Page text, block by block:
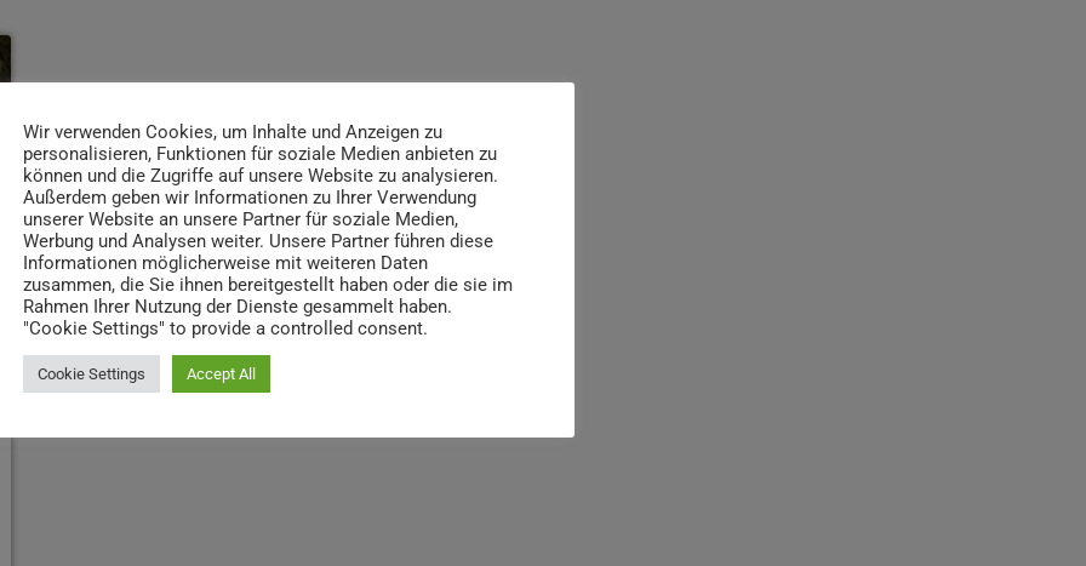
Wir verwenden Cookies, um Inhalte und Anzeigen zu
personalisieren, Funktionen für soziale Medien anbieten zu
können und die Zugriffe auf unsere Website zu analysieren.
Außerdem geben wir Informationen zu Ihrer Verwendung
unserer Website an unsere Partner für soziale Medien,
Werbung und Analysen weiter. Unsere Partner führen diese
Informationen möglicherweise mit weiteren Daten
zusammen, die Sie ihnen bereitgestellt haben oder die sie im
Rahmen Ihrer Nutzung der Dienste gesammelt haben.
"Cookie Settings" to provide a controlled consent.
Cookie Settings Accept All